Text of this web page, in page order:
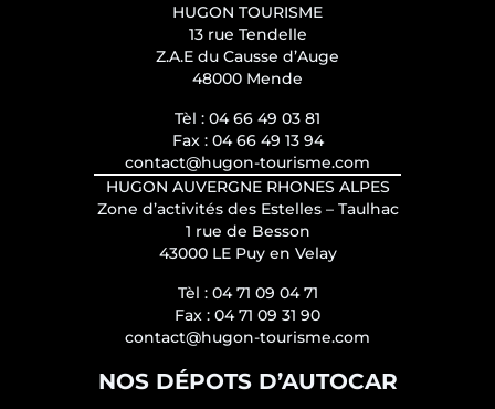
HUGON TOURISME
13 rue Tendelle
Z.A.E du Causse d’Auge
48000 Mende
Tèl : 04 66 49 03 81
Fax : 04 66 49 13 94
contact@hugon-tourisme.com
HUGON AUVERGNE RHONES ALPES
Zone d’activités des Estelles – Taulhac
1 rue de Besson
43000 LE Puy en Velay
Tèl : 04 71 09 04 71
Fax : 04 71 09 31 90
contact@hugon-tourisme.com
NOS DÉPOTS D’AUTOCAR